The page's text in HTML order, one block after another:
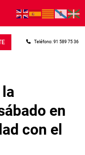
Teléfono: 91 589 75 36
en
con el